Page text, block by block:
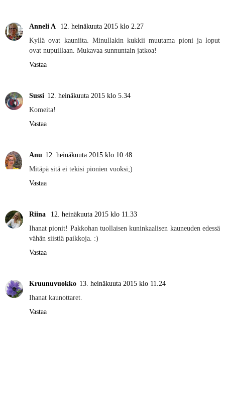
Anneli A
12. heinäkuuta 2015 klo 2.27
Kyllä ovat kauniita. Minullakin kukkii muutama pioni ja loput
ovat nupuillaan. Mukavaa sunnuntain jatkoa!
Vastaa
Sussi 12. heinäkuuta 2015 klo 5.34
Komeita!
Vastaa
Anu 12. heinäkuuta 2015 klo 10.48
Mitäpä sitä ei tekisi pionien vuoksi;)
Vastaa
Riina
12. heinäkuuta 2015 klo 11.33
Ihanat pionit! Pakkohan tuollaisen kuninkaalisen kauneuden edessä
vähän siistiä paikkoja. :)
Vastaa
Kruunuvuokko 13. heinäkuuta 2015 klo 11.24
Ihanat kaunottaret.
Vastaa